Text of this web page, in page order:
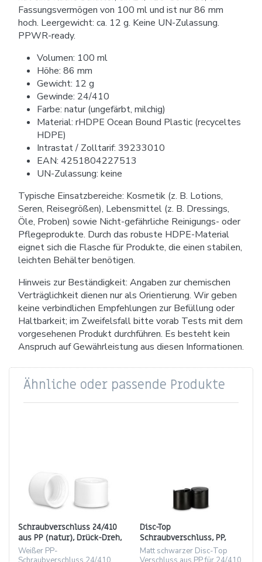
Fassungsvermögen von 100 ml und ist nur 86 mm
hoch. Leergewicht: ca. 12 g. Keine UN-Zulassung.
PPWR-ready.
Volumen: 100 ml
Höhe: 86 mm
Gewicht: 12 g
Gewinde: 24/410
Farbe: natur (ungefärbt, milchig)
Material: rHDPE Ocean Bound Plastic (recyceltes
HDPE)
Intrastat / Zolltarif: 39233010
EAN: 4251804227513
UN-Zulassung: keine
Typische Einsatzbereiche: Kosmetik (z. B. Lotions,
Seren, Reisegrößen), Lebensmittel (z. B. Dressings,
Öle, Proben) sowie Nicht-gefährliche Reinigungs- oder
Pflegeprodukte. Durch das robuste HDPE-Material
eignet sich die Flasche für Produkte, die einen stabilen,
leichten Behälter benötigen.
Hinweis zur Beständigkeit: Angaben zur chemischen
Verträglichkeit dienen nur als Orientierung. Wir geben
keine verbindlichen Empfehlungen zur Befüllung oder
Haltbarkeit; im Zweifelsfall bitte vorab Tests mit dem
vorgesehenen Produkt durchführen. Es besteht kein
Anspruch auf Gewährleistung aus diesen Informationen.
Ähnliche oder passende Produkte
Schraubverschluss 24/410
aus PP (natur), Drück-Dreh,
Höhe 17.9 mm
Weißer PP-
Disc-Top
Schraubverschluss, PP,
matt schwarz, Gewinde
24/410
Matt schwarzer Disc-Top